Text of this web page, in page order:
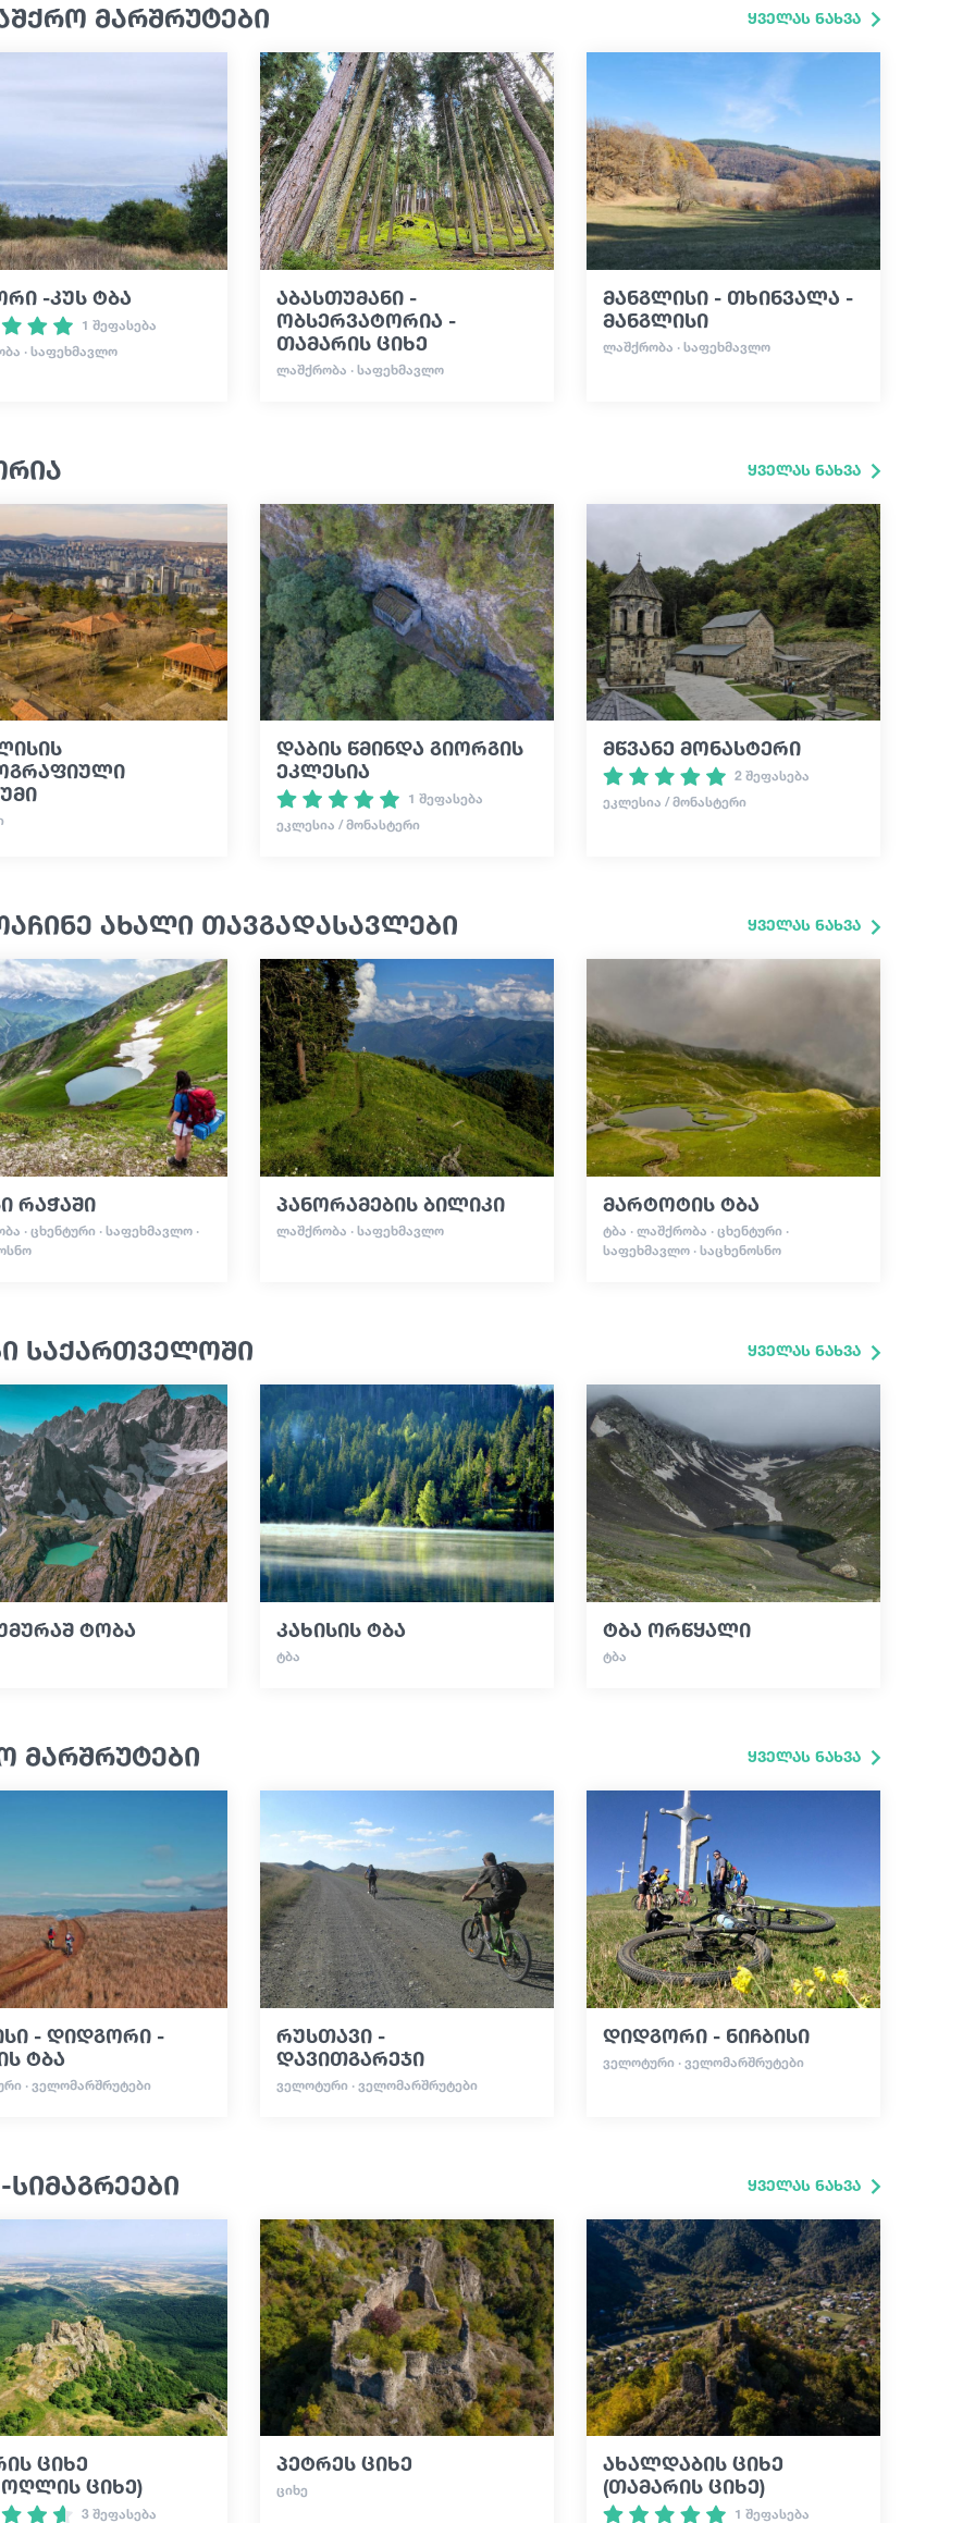
მარშრუტები ყველას ნახვა
-კუს ტბა
1 შეფასება
· ᲡᲐᲤᲔᲮᲛᲐᲕᲚᲝ
აბასთუმანი -
ობსერვატორია -
თამარის ციხე
ᲚᲐᲨᲥᲠᲝᲑᲐ · ᲡᲐᲤᲔᲮᲛᲐᲕᲚᲝ
მანგლისი - თხინვალა -
მანგლისი
ᲚᲐᲨᲥᲠᲝᲑᲐ · ᲡᲐᲤᲔᲮᲛᲐᲕᲚᲝ
ყველას ნახვა
დაბის წმინდა გიორგის
ეკლესია
1 შეფასება
ᲔᲙᲚᲔᲡᲘᲐ / ᲛᲝᲜᲐᲡᲢᲔᲠᲘ
მწვანე მონასტერი
2 შეფასება
ᲔᲙᲚᲔᲡᲘᲐ / ᲛᲝᲜᲐᲡᲢᲔᲠᲘ
ახალი თავგადასავლები ყველას ნახვა
რაჭაში
· ᲪᲮᲔᲜᲢᲣᲠᲘ · ᲡᲐᲤᲔᲮᲛᲐᲕᲚᲝ ·
პანორამების ბილიკი
ᲚᲐᲨᲥᲠᲝᲑᲐ · ᲡᲐᲤᲔᲮᲛᲐᲕᲚᲝ
მარტოტის ტბა
ᲢᲑᲐ · ᲚᲐᲨᲥᲠᲝᲑᲐ · ᲪᲮᲔᲜᲢᲣᲠᲘ ·
ᲡᲐᲤᲔᲮᲛᲐᲕᲚᲝ · ᲡᲐᲪᲮᲔᲜᲝᲡᲜᲝ
საქართველოში ყველას ნახვა
ტობა კახისის ტბა
ᲢᲑᲐ
ტბა ორწყალი
ᲢᲑᲐ
მარშრუტები ყველას ნახვა
- დიდგორი -
ტბა
· ᲕᲔᲚᲝᲛᲐᲠᲨᲠᲣᲢᲔᲑᲘ
რუსთავი -
დავითგარეჯი
ᲕᲔᲚᲝᲢᲣᲠᲘ · ᲕᲔᲚᲝᲛᲐᲠᲨᲠᲣᲢᲔᲑᲘ
დიდგორი - ნიჩბისი
ᲕᲔᲚᲝᲢᲣᲠᲘ · ᲕᲔᲚᲝᲛᲐᲠᲨᲠᲣᲢᲔᲑᲘ
სიმაგრეები ყველას ნახვა
ციხე
ციხე)
3 შეფასება
პეტრეს ციხე
ᲪᲘᲮᲔ
ახალდაბის ციხე
(თამარის ციხე)
1 შეფასება